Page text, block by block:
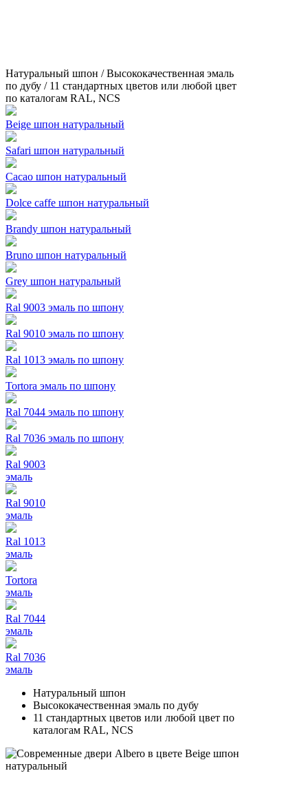
Натуральный шпон / Высококачественная эмаль
по дубу / 11 стандартных цветов или любой цвет
по каталогам RAL, NCS
Beige шпон натуральный
Safari шпон натуральный
Cacao шпон натуральный
Dolce caffe шпон натуральный
Brandy шпон натуральный
Bruno шпон натуральный
Grey шпон натуральный
Ral 9003 эмаль по шпону
Ral 9010 эмаль по шпону
Ral 1013 эмаль по шпону
Tortora эмаль по шпону
Ral 7044 эмаль по шпону
Ral 7036 эмаль по шпону
Ral 9003
эмаль
Ral 9010
эмаль
Ral 1013
эмаль
Tortora
эмаль
Ral 7044
эмаль
Ral 7036
эмаль
Натуральный шпон
Высококачественная эмаль по дубу
11 стандартных цветов или любой цвет по
каталогам RAL, NCS